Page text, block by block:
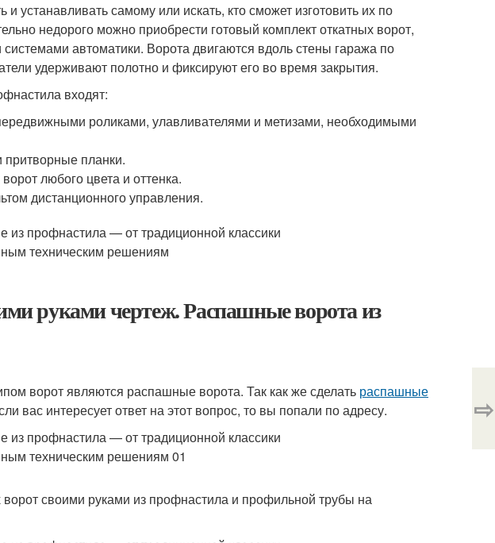
устанавливать самому или искать, кто сможет изготовить их по
недорого можно приобрести готовый комплект откатных ворот,
автоматики. Ворота двигаются вдоль стены гаража по
удерживают полотно и фиксируют его во время закрытия.
входят:
роликами, улавливателями и метизами, необходимыми
притворные планки.
любого цвета и оттенка.
дистанционного управления.
руками чертеж. Распашные ворота из
ворот являются распашные ворота. Так как же сделать распашные
вас интересует ответ на этот вопрос, то вы попали по адресу.
своими руками из профнастила и профильной трубы на
⇨